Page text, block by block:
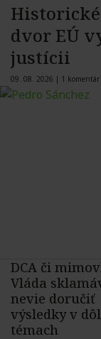
dvor EÚ
justícii
09. 08. 2026 | 1 komentár
DCA či
Vláda
nevie doručiť
výsledky v
témach